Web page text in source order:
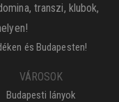
transzi, klubok,
és Budapesten!
VÁROSOK
Budapesti lányok